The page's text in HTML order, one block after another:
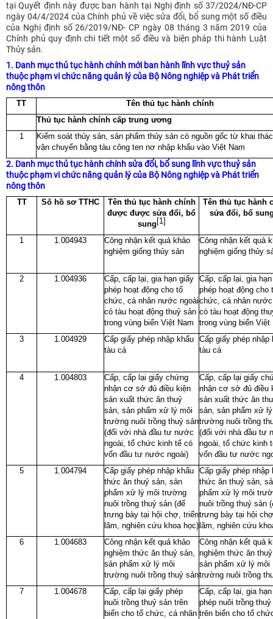
tại Quyết định này được ban hành tại Nghị định số 37/2024/NĐ-CP
ngày 04/4/2024 của Chính phủ về việc sửa đổi, bổ sung một số điều
của Nghị định số 26/2019/NĐ- CP ngày 08 tháng 3 năm 2019 của
Chính phủ quy định chi tiết một số điều và biện pháp thi hành Luật
Thủy sản.
1. Danh mục thủ tục hành chính mới ban hành lĩnh vực thuỷ sản
thuộc phạm vi chức năng quản lý của Bộ Nông nghiệp và Phát triển
nông thôn
TT
Tên thủ tục hành chính
Thủ tục hành chính cấp trung ương
1
Kiểm soát thủy sản, sản phẩm thủy sản có nguồn gốc từ khai
vận chuyển bằng tàu công ten nơ nhập khẩu vào Việt Nam
2. Danh mục thủ tục hành chính sửa đổi, bổ sung lĩnh vực thuỷ sản
thuộc phạm vi chức năng quản lý của Bộ Nông nghiệp và Phát triển
nông thôn
TT Số hồ sơ TTHC
Tên thủ tục hành chính
được được sửa đổi, bổ
sung[1]
Tên thủ tục hành
sửa đổi, bổ
1 1.004943
Công nhận kết quả khảo
nghiệm giống thủy sản
Công nhận kết quả
nghiệm giống thủy
2 1.004936
Cấp, cấp lại, gia hạn giấy
phép hoạt động cho tổ
chức, cá nhân nước ngoài
có tàu hoạt động thuỷ sản
trong vùng biển Việt Nam
Cấp, cấp lại, gia
phép hoạt động cho
chức, cá nhân nước
có tàu hoạt động
trong vùng biển Việt
3
1.004929
Cấp giấy phép nhập khẩu
tàu cá
Cấp giấy phép nhập
tàu cá
4 1.004803
Cấp, cấp lại giấy chứng
nhận cơ sở đủ điều kiện
sản xuất thức ăn thuỷ
sản, sản phẩm xử lý môi
trường nuôi trồng thuỷ sản
(đối với nhà đầu tư nước
ngoài, tổ chức kinh tế có
vốn đầu tư nước ngoài)
Cấp, cấp lại giấy
nhận cơ sở đủ điều
sản xuất thức ăn
sản, sản phẩm xử
trường nuôi trồng
(đối với nhà đầu tư
ngoài, tổ chức kinh
vốn đầu tư nước
5
1.004794
Cấp giấy phép nhập khẩu
thức ăn thuỷ sản, sản
phẩm xử lý môi trường
nuôi trồng thuỷ sản (để
trưng bày tại hội chợ, triển
lãm, nghiên cứu khoa học)
Cấp giấy phép nhập
thức ăn thuỷ sản,
phẩm xử lý môi
nuôi trồng thuỷ sản
trưng bày tại hội
lãm, nghiên cứu
6
1.004683
Công nhận kết quả khảo
nghiệm thức ăn thuỷ sản,
sản phẩm xử lý môi
trường nuôi trồng thuỷ sản
Công nhận kết quả
nghiệm thức ăn
sản phẩm xử lý môi
trường nuôi trồng
7
1.004678
Cấp, cấp lại giấy phép
nuôi trồng thuỷ sản trên
biển cho tổ chức, cá nhân
Cấp, cấp lại, gia
phép nuôi trồng
trên biển cho tổ